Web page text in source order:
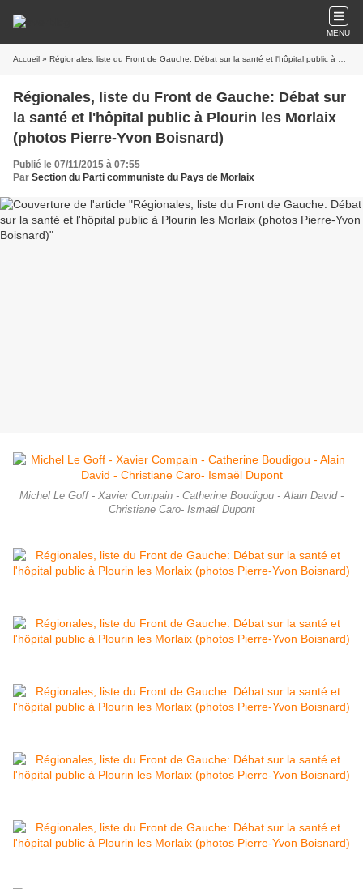
MENU
Accueil » Régionales, liste du Front de Gauche: Débat sur la santé et l'hôpital public à Plourin les Morlaix (photos Pierre-Yvon Boisnard)
Régionales, liste du Front de Gauche: Débat sur
la santé et l'hôpital public à Plourin les Morlaix
(photos Pierre-Yvon Boisnard)
Publié le 07/11/2015 à 07:55
Par Section du Parti communiste du Pays de Morlaix
Michel Le Goff - Xavier Compain - Catherine Boudigou - Alain David -
Christiane Caro- Ismaël Dupont